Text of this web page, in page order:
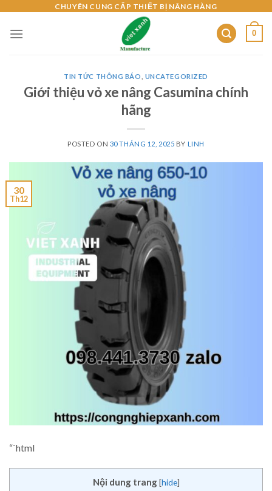
content
CHUYÊN CUNG CẤP THIẾT BỊ NÂNG HÀNG
0
TIN TỨC THÔNG BÁO UNCATEGORIZED
Giới thiệu vỏ xe nâng Casumina chính
hãng
POSTED ON 30 THÁNG 12, 2025 BY LINH
30
Th12
“`html
Nội dung trang [hide]